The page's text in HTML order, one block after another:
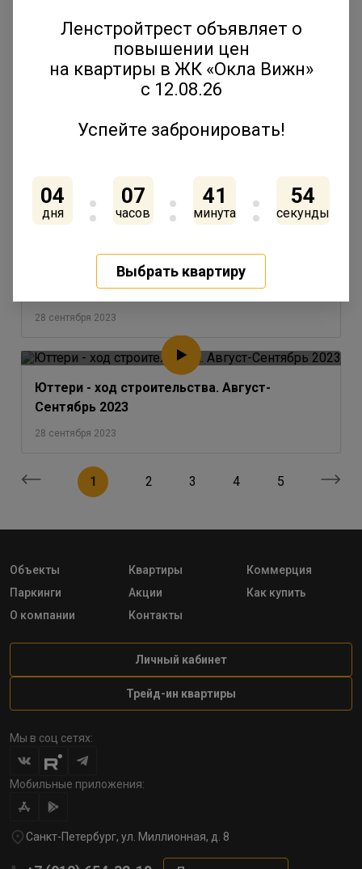
Окла - ход строительства. Октябрь 2023
28 октября 2023
Янила - ход строительства. Август-
28 сентября 2023
IQ Гатчина - ход строительства. Август-
Сентябрь 2023
28 сентября 2023
Юттери - ход строительства. Август-
Сентябрь 2023
28 сентября 2023
1 2 3 4 5
Объекты Квартиры
Коммерция
Паркинги
Акции
Как купить
О компании
Контакты
Личный кабинет
Трейд-ин квартиры
Мы в соц сетях:
Мобильные приложения:
Санкт-Петербург, ул. Миллионная, д. 8
Ленстройтрест объявляет о
повышении цен
на квартиры в ЖК «Окла Вижн»
с 12.08.26
Успейте забронировать!
04
дня
07
часов
41
минута
54
секунды
Выбрать квартиру